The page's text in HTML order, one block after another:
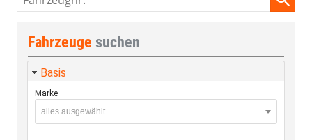
Fahrzeuge suchen
Basis
Marke
alles ausgewählt